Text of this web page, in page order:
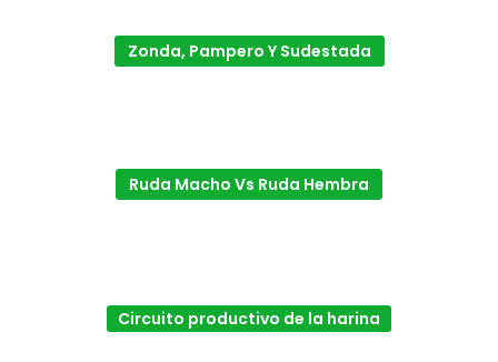
Zonda, Pampero Y Sudestada
Ruda Macho Vs Ruda Hembra
Circuito productivo de la harina